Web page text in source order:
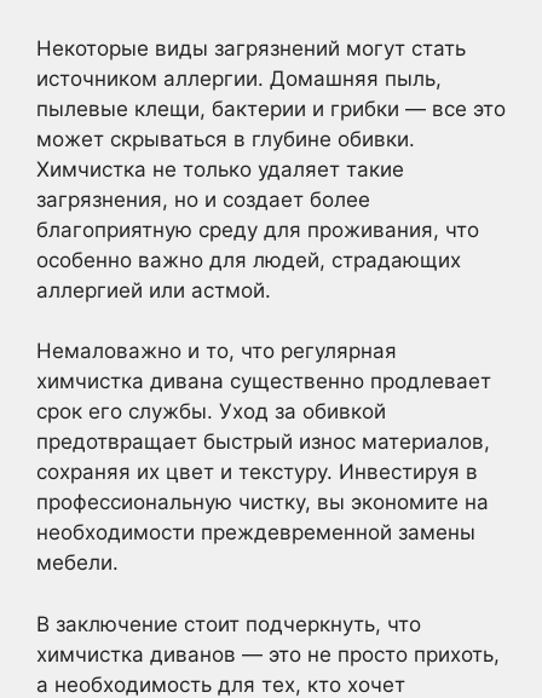
Некоторые виды загрязнений могут стать
источником аллергии. Домашняя пыль,
пылевые клещи, бактерии и грибки — все это
может скрываться в глубине обивки.
Химчистка не только удаляет такие
загрязнения, но и создает более
благоприятную среду для проживания, что
особенно важно для людей, страдающих
аллергией или астмой.
Немаловажно и то, что регулярная
химчистка дивана существенно продлевает
срок его службы. Уход за обивкой
предотвращает быстрый износ материалов,
сохраняя их цвет и текстуру. Инвестируя в
профессиональную чистку, вы экономите на
необходимости преждевременной замены
мебели.
В заключение стоит подчеркнуть, что
химчистка диванов — это не просто прихоть,
а необходимость для тех, кто хочет